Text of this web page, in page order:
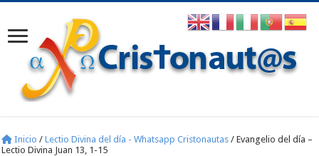
Inicio / Lectio Divina del día - Whatsapp Cristonautas / Evangelio del día –
Lectio Divina Juan 13, 1-15